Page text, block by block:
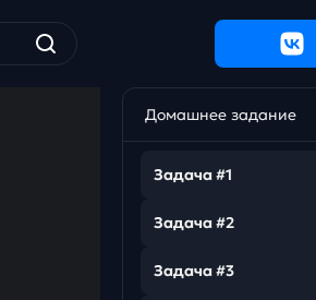
Домашнее задание
Задача #1
Задача #2
Задача #3